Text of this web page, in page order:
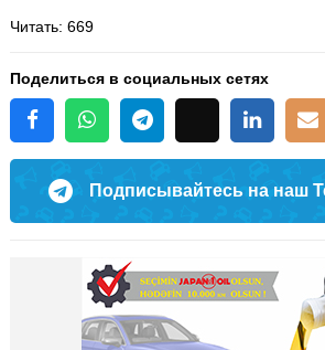
Читать: 669
Поделиться в социальных сетях
Подписывайтесь на наш